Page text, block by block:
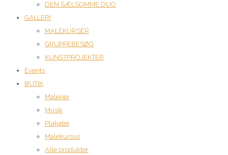
DEN SÆLSOMME DUO
GALLERI
MALEKURSER
GRUPPEBESØG
KUNSTPROJEKTER
Events
BUTIK
Malerier
Musik
Plakater
Malekursus
Alle produkter